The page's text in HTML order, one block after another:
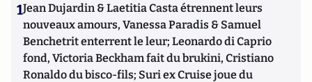
1Jean Dujardin & Laetitia Casta étrennent leurs
nouveaux amours, Vanessa Paradis & Samuel
Benchetrit enterrent le leur; Leonardo di Caprio
fond, Victoria Beckham fait du brukini, Cristiano
Ronaldo du bisco-fils; Suri ex Cruise joue du